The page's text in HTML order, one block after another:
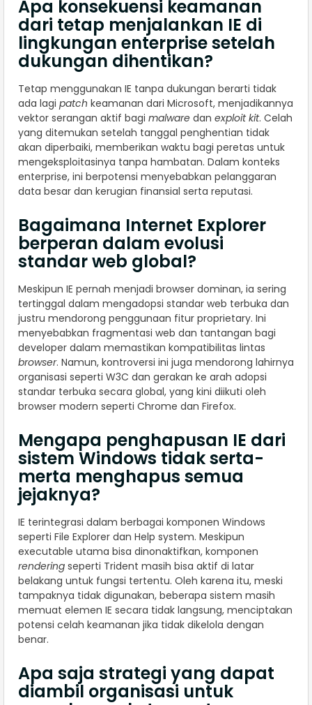
Apa konsekuensi keamanan
dari tetap menjalankan IE di
lingkungan enterprise setelah
dukungan dihentikan?
Tetap menggunakan IE tanpa dukungan berarti tidak
ada lagi patch keamanan dari Microsoft, menjadikannya
vektor serangan aktif bagi malware dan exploit kit. Celah
yang ditemukan setelah tanggal penghentian tidak
akan diperbaiki, memberikan waktu bagi peretas untuk
mengeksploitasinya tanpa hambatan. Dalam konteks
enterprise, ini berpotensi menyebabkan pelanggaran
data besar dan kerugian finansial serta reputasi.
Bagaimana Internet Explorer
berperan dalam evolusi
standar web global?
Meskipun IE pernah menjadi browser dominan, ia sering
tertinggal dalam mengadopsi standar web terbuka dan
justru mendorong penggunaan fitur proprietary. Ini
menyebabkan fragmentasi web dan tantangan bagi
developer dalam memastikan kompatibilitas lintas
browser. Namun, kontroversi ini juga mendorong lahirnya
organisasi seperti W3C dan gerakan ke arah adopsi
standar terbuka secara global, yang kini diikuti oleh
browser modern seperti Chrome dan Firefox.
Mengapa penghapusan IE dari
sistem Windows tidak serta-
merta menghapus semua
jejaknya?
IE terintegrasi dalam berbagai komponen Windows
seperti File Explorer dan Help system. Meskipun
executable utama bisa dinonaktifkan, komponen
rendering seperti Trident masih bisa aktif di latar
belakang untuk fungsi tertentu. Oleh karena itu, meski
tampaknya tidak digunakan, beberapa sistem masih
memuat elemen IE secara tidak langsung, menciptakan
potensi celah keamanan jika tidak dikelola dengan
benar.
Apa saja strategi yang dapat
diambil organisasi untuk